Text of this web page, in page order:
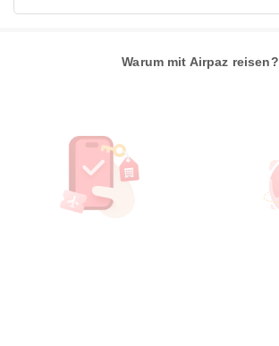
Warum mit Airpaz reisen?